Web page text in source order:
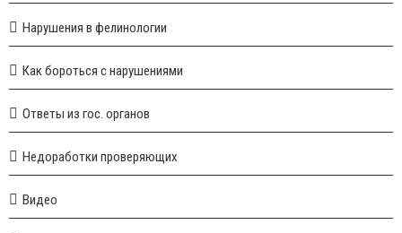
Нарушения в фелинологии
Как бороться с нарушениями
Ответы из гос. органов
Недоработки проверяющих
Видео